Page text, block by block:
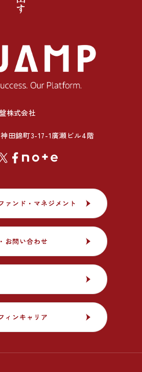
株式会社
田錦町3-17-1廣瀬ビル4階
ァンド・マネジメント
ァンド・マネジメント
お問い合わせ
お問い合わせ
ィンキャリア
ィンキャリア